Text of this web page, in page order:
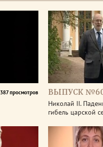
387 просмотров ВЫПУСК
Николай II.
гибель царской